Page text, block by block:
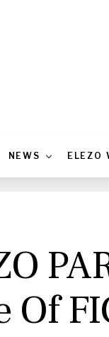
NEWS ELEZO
Of